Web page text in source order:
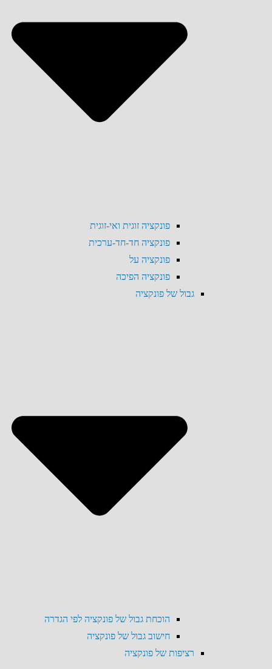
פונקציה זוגית ואי-זוגית
פונקציה חד-חד-ערכית
פונקציה על
פונקציה הפיכה
גבול של פונקציה
הוכחת גבול של פונקציה לפי הגדרה
חישוב גבול של פונקציה
רציפות של פונקציה